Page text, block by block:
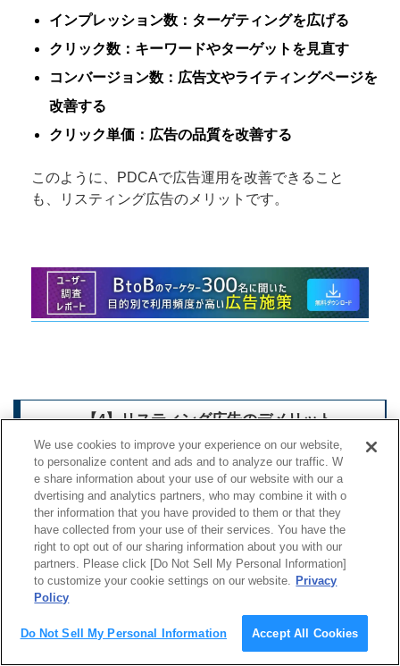
インプレッション数：ターゲティングを広げる
クリック数：キーワードやターゲットを見直す
コンバージョン数：広告文やライティングページを
改善する
クリック単価：広告の品質を改善する
このように、PDCAで広告運用を改善できること
も、リスティング広告のメリットです。
【4】リスティング広告のデメリット
リスティング広告にはメリットだけでなく、以下の
ようなデメリットもあります。
キーワードによってはクリック単価が高い
潜在層への訴求には向かない
検索結果の広告を避けるユーザーがいる
スティング広告の専門知識が必要
We use cookies to improve your experience on our website,
to personalize content and ads and to analyze our traffic. W
e share information about your use of our website with our a
dvertising and analytics partners, who may combine it with o
ther information that you have provided to them or that they
have collected from your use of their services. You have the
right to opt out of our sharing information about you with our
partners. Please click [Do Not Sell My Personal Information]
to customize your cookie settings on our website. Privacy
Policy
Do Not Sell My Personal Information Accept All Cookies